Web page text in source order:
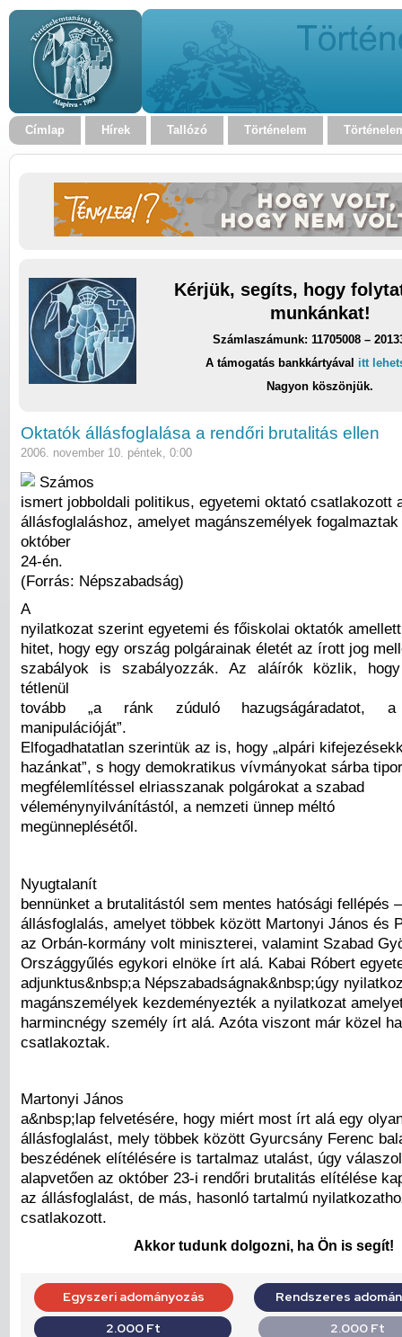
Címlap Hírek Tallózó Történelem
Kérjük, segíts, hogy
munkánkat!
Számlaszámunk: 11705008 –
A támogatás bankkártyával itt
Nagyon köszönjük.
Oktatók állásfoglalása a rendőri brutalitás ellen
2006. november 10. péntek, 0:00
Számos
ismert jobboldali politikus, egyetemi oktató csatlakozott
állásfoglaláshoz, amelyet magánszemélyek
október
24-én.
(Forrás: Népszabadság)
A
nyilatkozat szerint egyetemi és főiskolai oktatók
hitet, hogy egy ország polgárainak életét az írott jog
szabályok is szabályozzák. Az aláírók közlik,
tétlenül
tovább „a ránk zúduló hazugságáradatot, a
manipulációját”.
Elfogadhatatlan szerintük az is, hogy „alpári
hazánkat”, s hogy demokratikus vívmányokat sárba
megfélemlítéssel elriasszanak polgárokat a szabad
véleménynyilvánítástól, a nemzeti ünnep méltó
megünneplésétől.
Nyugtalanít
bennünket a brutalitástól sem mentes hatósági fellépés
állásfoglalás, amelyet többek között Martonyi János és
az Orbán-kormány volt miniszterei, valamint Szabad
Országgyűlés egykori elnöke írt alá. Kabai Róbert
adjunktus&nbsp;a Népszabadságnak&nbsp;úgy
magánszemélyek kezdeményezték a nyilatkozat
harmincnégy személy írt alá. Azóta viszont már közel
csatlakoztak.
Martonyi János
a&nbsp;lap felvetésére, hogy miért most írt alá egy
állásfoglalást, mely többek között Gyurcsány Ferenc
beszédének elítélésére is tartalmaz utalást, úgy
alapvetően az október 23-i rendőri brutalitás elítélése
az állásfoglalást, de más, hasonló tartalmú
csatlakozott.
Akkor tudunk dolgozni, ha Ön is segít!